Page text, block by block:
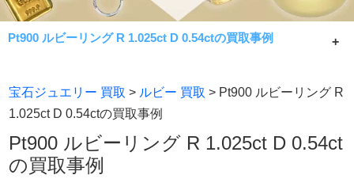
Pt900 ルビーリング R 1.025ct D 0.54ctの買取事例
Pt900 ルビーリング R 1.025ct D 0.54ctの買取事例です。
常に相場限界で手数料無料買取！七福神が金・貴金属製品
宝石ジュエリー 買取 > ルビー 買取 > Pt900 ルビーリング R
1.025ct D 0.54ctの買取事例
Pt900 ルビーリング R 1.025ct D 0.54ct
の買取事例